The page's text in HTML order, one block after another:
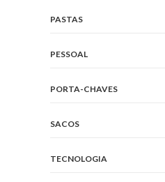
PASTAS
PESSOAL
PORTA-CHAVES
SACOS
TECNOLOGIA